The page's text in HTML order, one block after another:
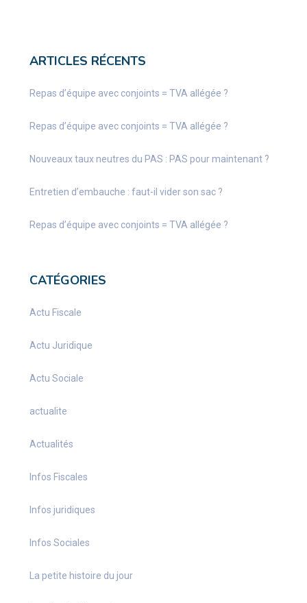
ARTICLES RÉCENTS
Repas d’équipe avec conjoints = TVA allégée ?
Repas d’équipe avec conjoints = TVA allégée ?
Nouveaux taux neutres du PAS : PAS pour maintenant ?
Entretien d’embauche : faut-il vider son sac ?
Repas d’équipe avec conjoints = TVA allégée ?
CATÉGORIES
Actu Fiscale
Actu Juridique
Actu Sociale
actualite
Actualités
Infos Fiscales
Infos juridiques
Infos Sociales
La petite histoire du jour